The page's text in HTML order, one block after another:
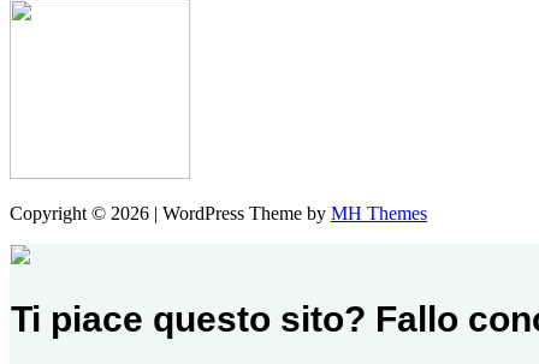
Copyright © 2026 | WordPress Theme by MH Themes
Ti piace questo sito? Fallo